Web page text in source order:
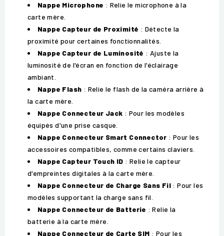
Nappe Microphone : Relie le microphone à la
carte mère.
Nappe Capteur de Proximité : Détecte la
proximité pour certaines fonctionnalités.
Nappe Capteur de Luminosité : Ajuste la
luminosité de l'écran en fonction de l'éclairage
ambiant.
Nappe Flash : Relie le flash de la caméra arrière à
la carte mère.
Nappe Connecteur Jack : Pour les modèles
équipés d'une prise casque.
Nappe Connecteur Smart Connector : Pour les
accessoires compatibles, comme certains claviers.
Nappe Capteur Touch ID : Relie le capteur
d'empreintes digitales à la carte mère.
Nappe Connecteur de Charge Sans Fil : Pour les
modèles supportant la charge sans fil.
Nappe Connecteur de Batterie : Relie la
batterie à la carte mère.
Nappe Connecteur de Carte SIM : Pour les